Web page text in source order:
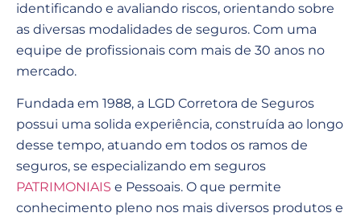
identificando e avaliando riscos, orientando sobre
as diversas modalidades de seguros. Com uma
equipe de profissionais com mais de 30 anos no
mercado.
Fundada em 1988, a LGD Corretora de Seguros
possui uma solida experiência, construída ao longo
desse tempo, atuando em todos os ramos de
seguros, se especializando em seguros
PATRIMONIAIS e Pessoais. O que permite
conhecimento pleno nos mais diversos produtos e